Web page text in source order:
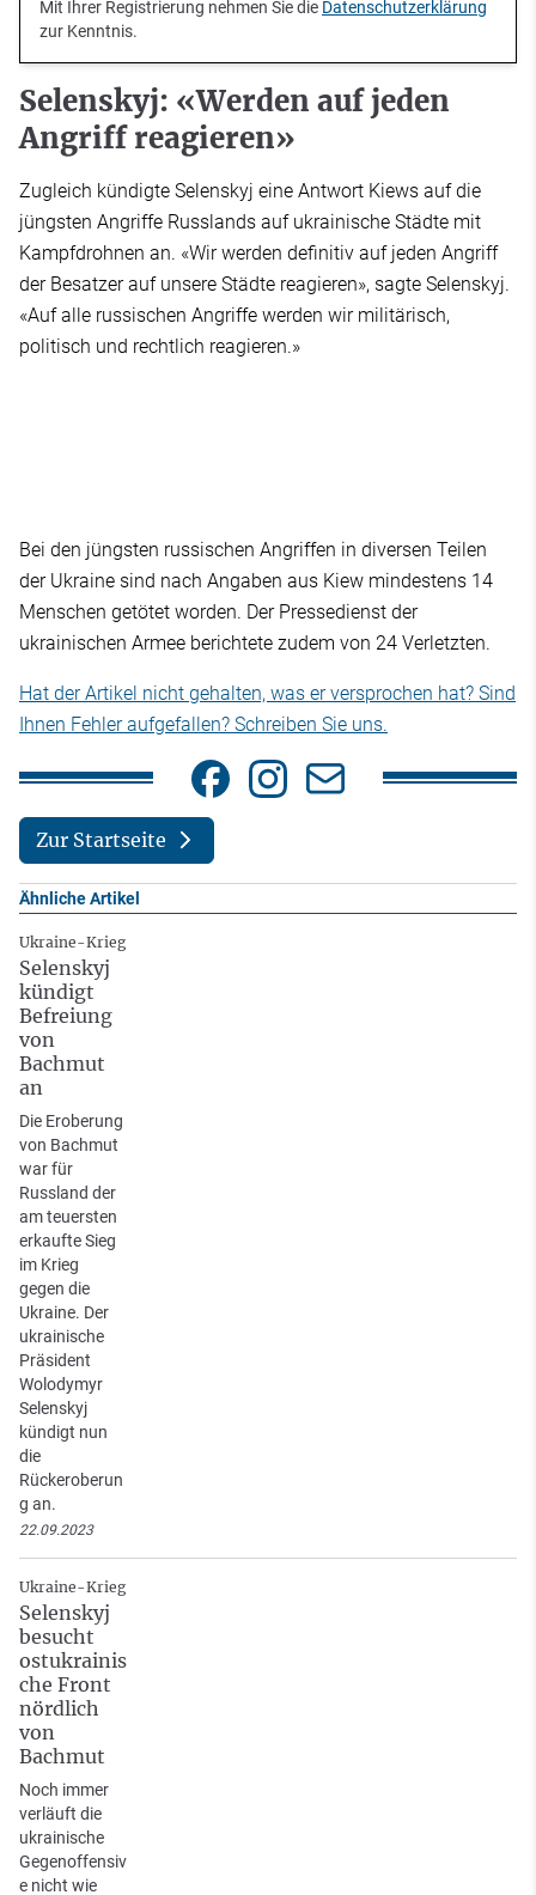
Mit Ihrer Registrierung nehmen Sie die Datenschutzerklärung
zur Kenntnis.
Selenskyj: «Werden auf jeden
Angriff reagieren»
Zugleich kündigte Selenskyj eine Antwort Kiews auf die
jüngsten Angriffe Russlands auf ukrainische Städte mit
Kampfdrohnen an. «Wir werden definitiv auf jeden Angriff
der Besatzer auf unsere Städte reagieren», sagte Selenskyj.
«Auf alle russischen Angriffe werden wir militärisch,
politisch und rechtlich reagieren.»
Bei den jüngsten russischen Angriffen in diversen Teilen
der Ukraine sind nach Angaben aus Kiew mindestens 14
Menschen getötet worden. Der Pressedienst der
ukrainischen Armee berichtete zudem von 24 Verletzten.
Hat der Artikel nicht gehalten, was er versprochen hat? Sind
Ihnen Fehler aufgefallen? Schreiben Sie uns.
Zur Startseite
Ähnliche Artikel
Ukraine-Krieg
Selenskyj
kündigt
Befreiung
von
Bachmut
an
Die Eroberung
von Bachmut
war für
Russland der
am teuersten
erkaufte Sieg
im Krieg
gegen die
Ukraine. Der
ukrainische
Präsident
Wolodymyr
Selenskyj
kündigt nun
die
Rückeroberun
g an.
22.09.2023
Ukraine-Krieg
Selenskyj
besucht
ostukrainis
che Front
nördlich
von
Bachmut
Noch immer
verläuft die
ukrainische
Gegenoffensiv
e nicht wie